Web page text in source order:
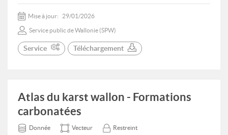
Mise à jour: 29/01/2026
Service public de Wallonie (SPW)
Service Téléchargement
Atlas du karst wallon - Formations
carbonatées
Donnée Vecteur Restreint